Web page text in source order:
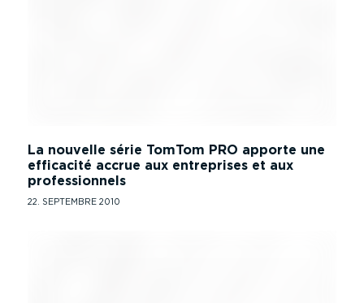
La nouvelle série TomTom PRO apporte une
efficacité accrue aux entreprises et aux
professionnels
22. SEPTEMBRE 2010